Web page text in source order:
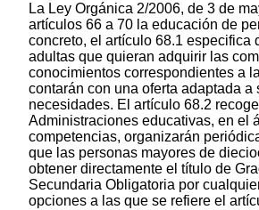
La Ley Orgánica 2/2006, de 3 de
artículos 66 a 70 la educación de
concreto, el artículo 68.1 especifica
adultas que quieran adquirir las
conocimientos correspondientes a
contarán con una oferta adaptada a
necesidades. El artículo 68.2
Administraciones educativas, en el
competencias, organizarán
que las personas mayores de
obtener directamente el título de
Secundaria Obligatoria por
opciones a las que se refiere el